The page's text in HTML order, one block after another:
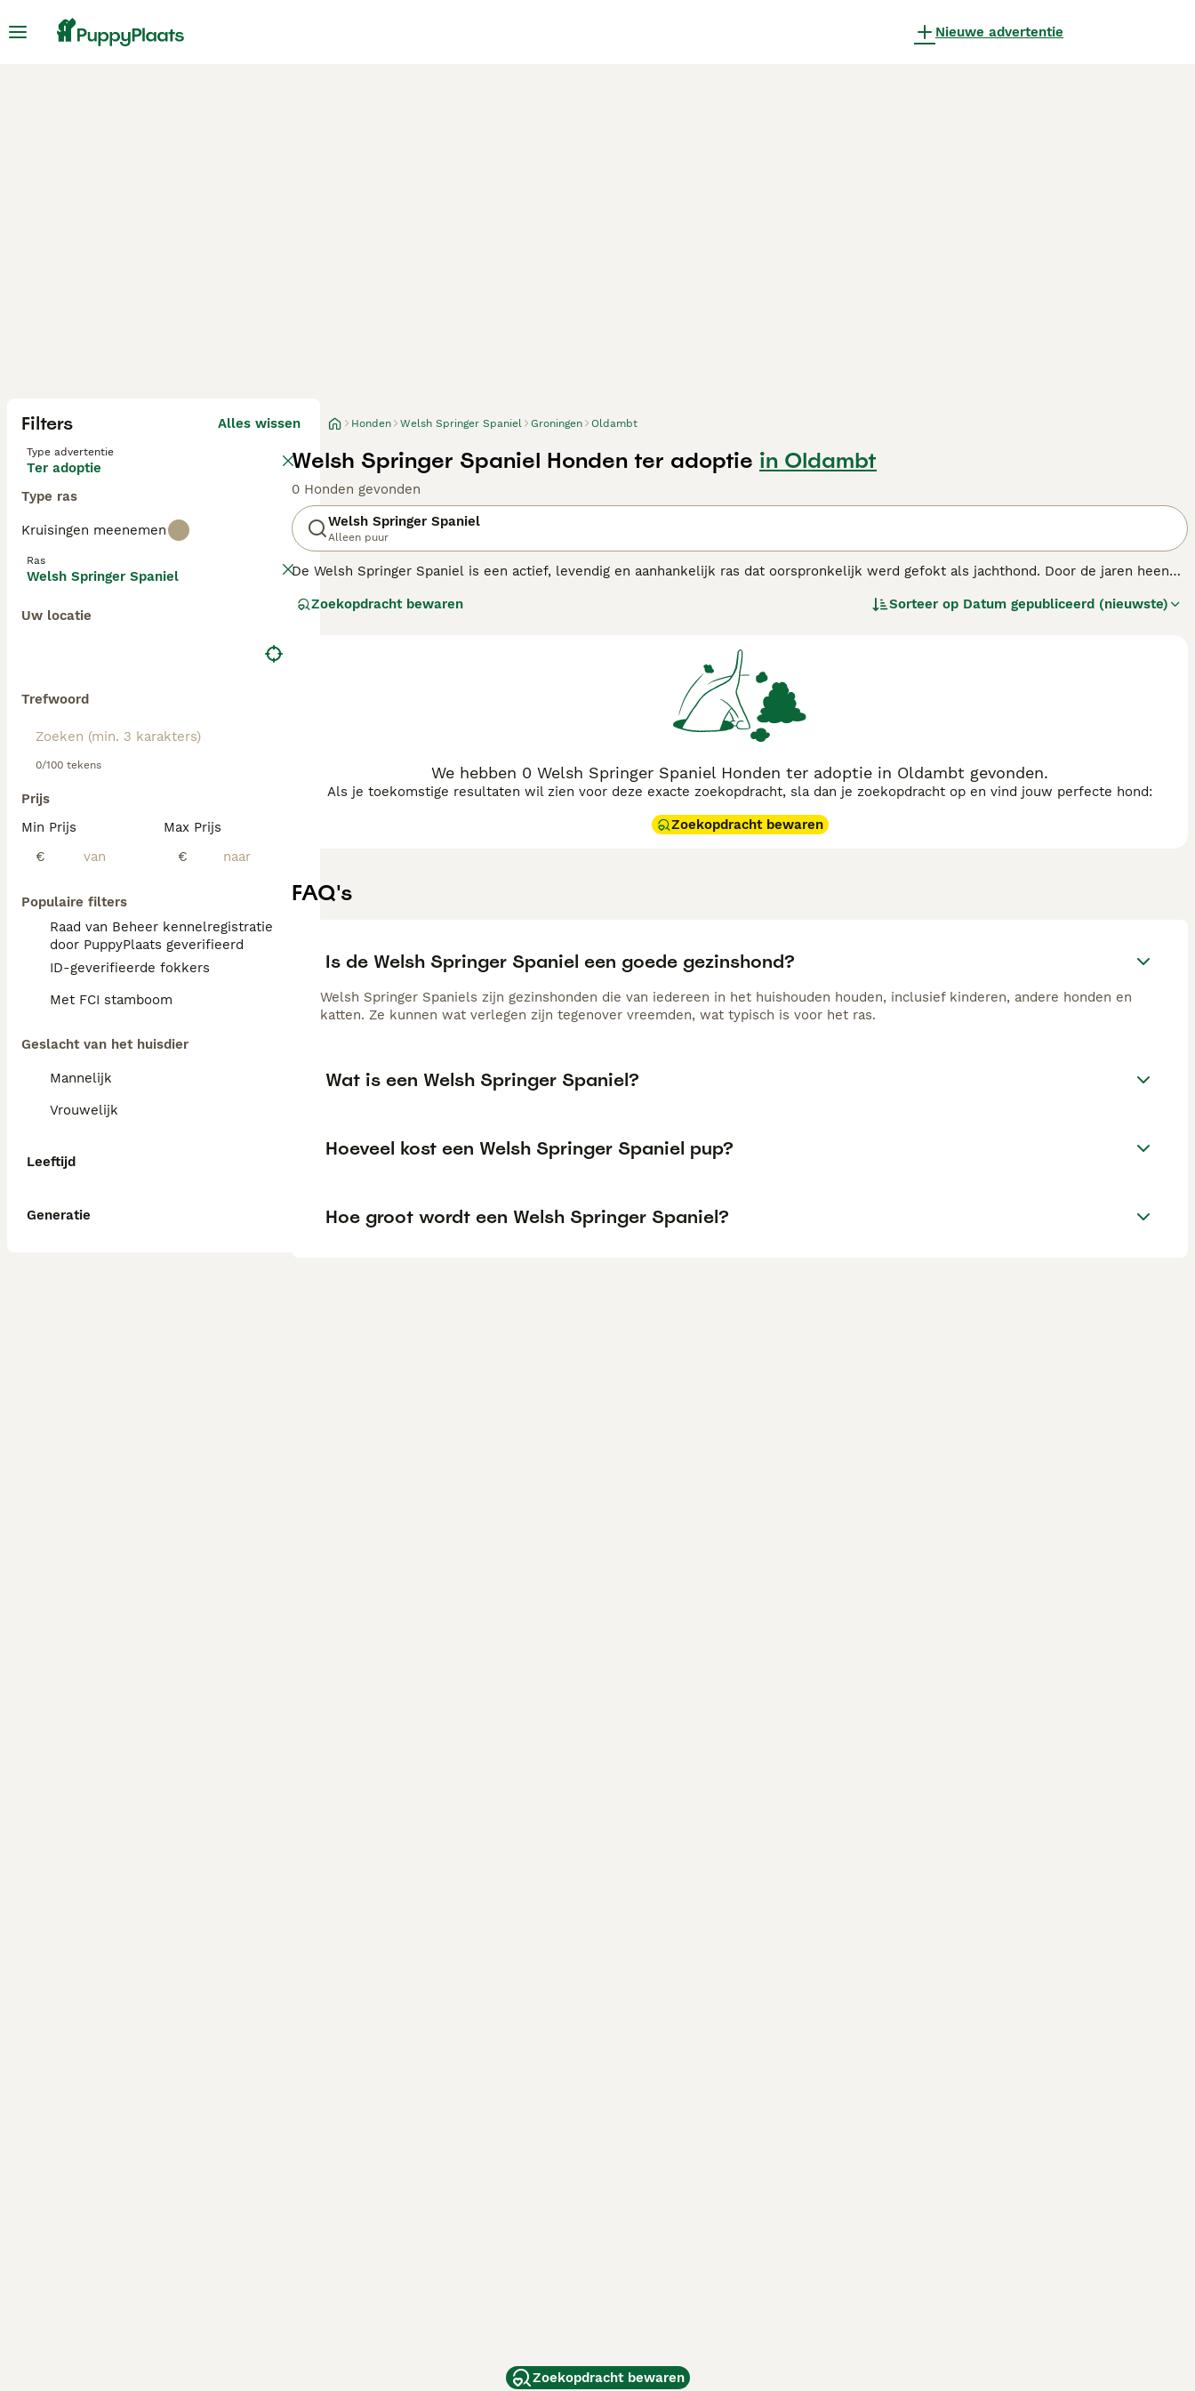
Nieuwe advertentie
Filters Alles wissen
Type advertentie
Ter adoptie
Type ras
Kruisingen meenemen
Ras
Welsh Springer Spaniel
Uw locatie
Trefwoord
0/100 tekens
Prijs
Min Prijs
€
Max Prijs
€
Populaire filters
Raad van Beheer kennelregistratie
door PuppyPlaats geverifieerd
ID-geverifieerde fokkers
Met FCI stamboom
Geslacht van het huisdier
Mannelijk
Vrouwelijk
Leeftijd
Generatie
Honden Welsh Springer Spaniel Groningen Oldambt
Welsh Springer Spaniel Honden ter adoptie in Oldambt
0 Honden gevonden
Welsh Springer Spaniel
Alleen puur
De Welsh Springer Spaniel is een actief, levendig en aanhankelijk ras dat oorspronkelijk werd gefokt als jachthond. Door de jaren heen
dat ze bijzonder goed zijn met kinderen.
Zoekopdracht bewaren Sorteer op Datum gepubliceerd (nieuwste)
We hebben 0 Welsh Springer Spaniel Honden ter adoptie in Oldambt gevonden.
Als je toekomstige resultaten wil zien voor deze exacte zoekopdracht, sla dan je zoekopdracht op en vind jouw perfecte hond:
Zoekopdracht bewaren
FAQ's
Is de Welsh Springer Spaniel een goede gezinshond?
Welsh Springer Spaniels zijn gezinshonden die van iedereen in het huishouden houden, inclusief kinderen, andere honden en
katten. Ze kunnen wat verlegen zijn tegenover vreemden, wat typisch is voor het ras.
Wat is een Welsh Springer Spaniel?
Hoeveel kost een Welsh Springer Spaniel pup?
Hoe groot wordt een Welsh Springer Spaniel?
Zoekopdracht bewaren